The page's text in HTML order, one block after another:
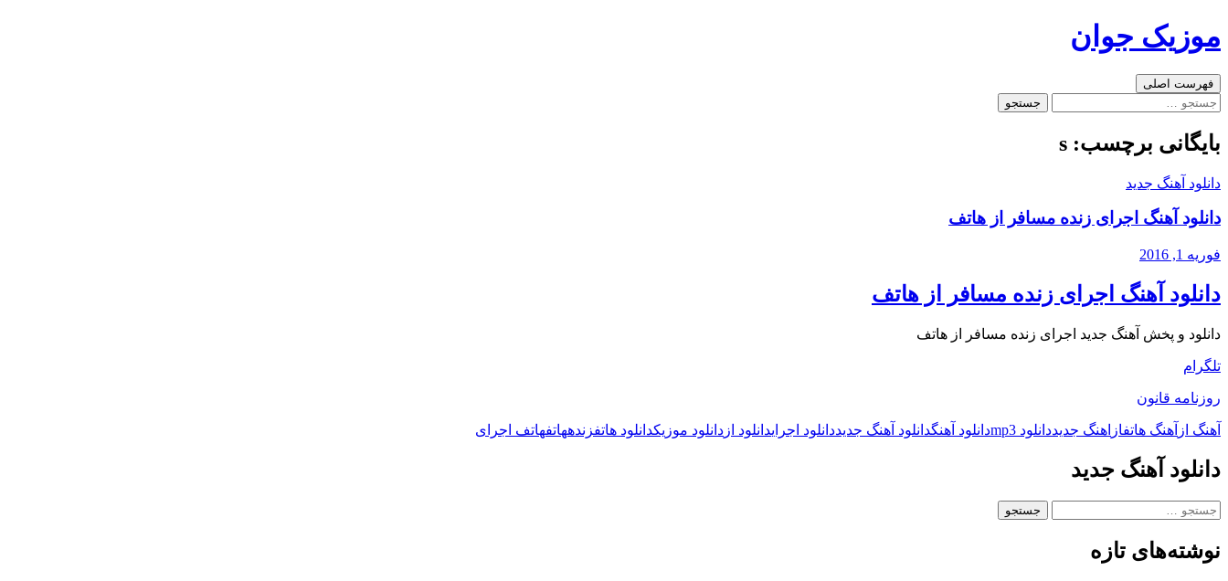
به
موزیک جوان
جست‌وجو
فهرست اصلی
جستجو
بایگانی برچسب: s
دانلود آهنگ جدید
دانلود آهنگ اجرای زنده مسافر از هاتف
فوریه 1, 2016
دانلود آهنگ اجرای زنده مسافر از هاتف
دانلود و پخش آهنگ جدید اجرای زنده مسافر از هاتف
تلگرام
روزنامه قانون
آهنگ از آهنگ هاتفاز اهنگ جدیددانلود mp3 دانلود آهنگدانلود آهنگ جدیددانلود اجرایدانلود از دانلود موزیکدانلود هاتفزندههاتفهاتف اجرای
دانلود آهنگ جدید
جستجو
نوشته‌های تازه